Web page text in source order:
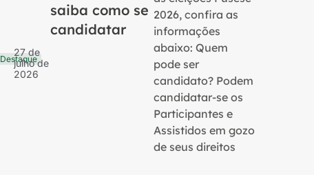
Destaque
27 de
julho de
2026
saiba como se
candidatar
2026, confira as
informações
abaixo: Quem
pode ser
candidato? Podem
candidatar-se os
Participantes e
Assistidos em gozo
de seus direitos